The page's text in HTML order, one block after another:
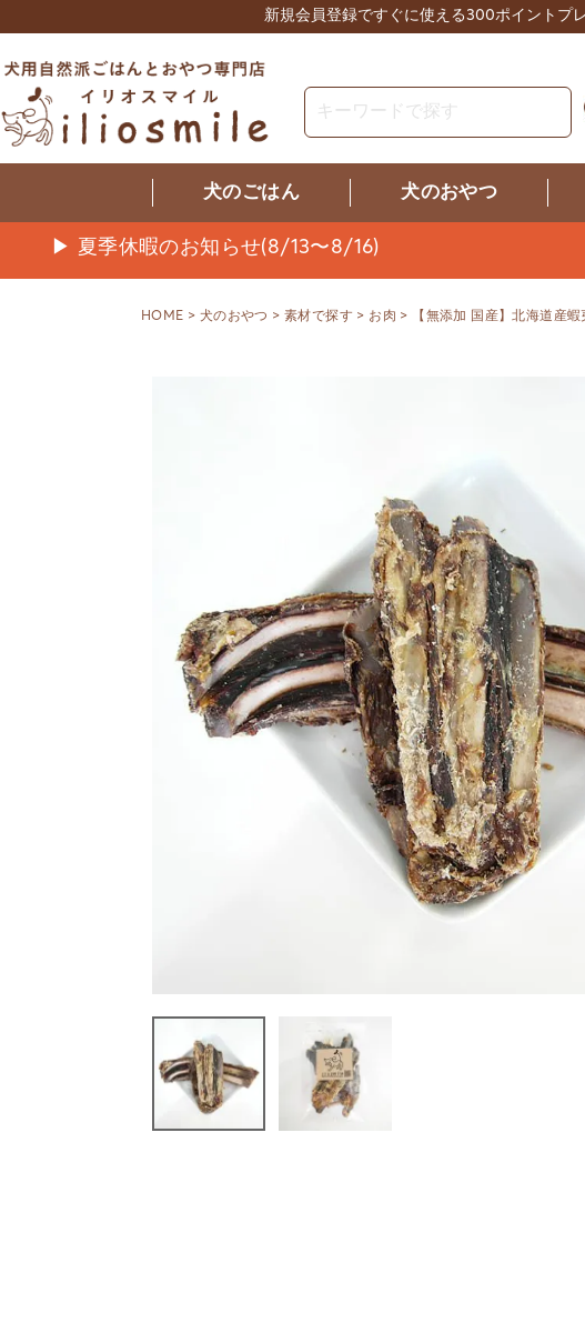
新規会員登録ですぐに使える300ポイントプ
犬のごはん 犬のおやつ
▶ 夏季休暇のお知らせ(8/13〜8/16)
HOME 犬のおやつ 素材で探す お肉 【無添加 国産】北海道産